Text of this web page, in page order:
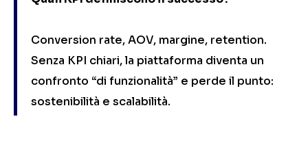
Conversion rate, AOV, margine, retention.
Senza KPI chiari, la piattaforma diventa un
confronto “di funzionalità” e perde il punto:
sostenibilità e scalabilità.